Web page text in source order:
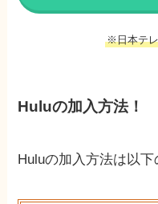
※日本テ
Huluの加入方法！
Huluの加入方法は以下